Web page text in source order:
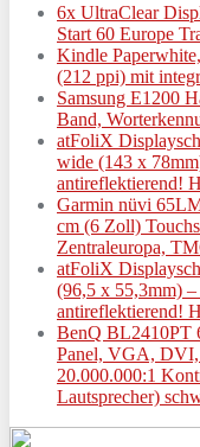
6x UltraClear
Start 60 Europe
Kindle
(212 ppi) mit
Samsung E1200
Band,
atFoliX
wide (143 x
antireflektierend!
Garmin nüvi
cm (6 Zoll)
Zentraleuropa,
atFoliX
(96,5 x 55,3mm)
antireflektierend!
BenQ BL2410PT
Panel, VGA, DVI,
20.000.000:1
Lautsprecher)